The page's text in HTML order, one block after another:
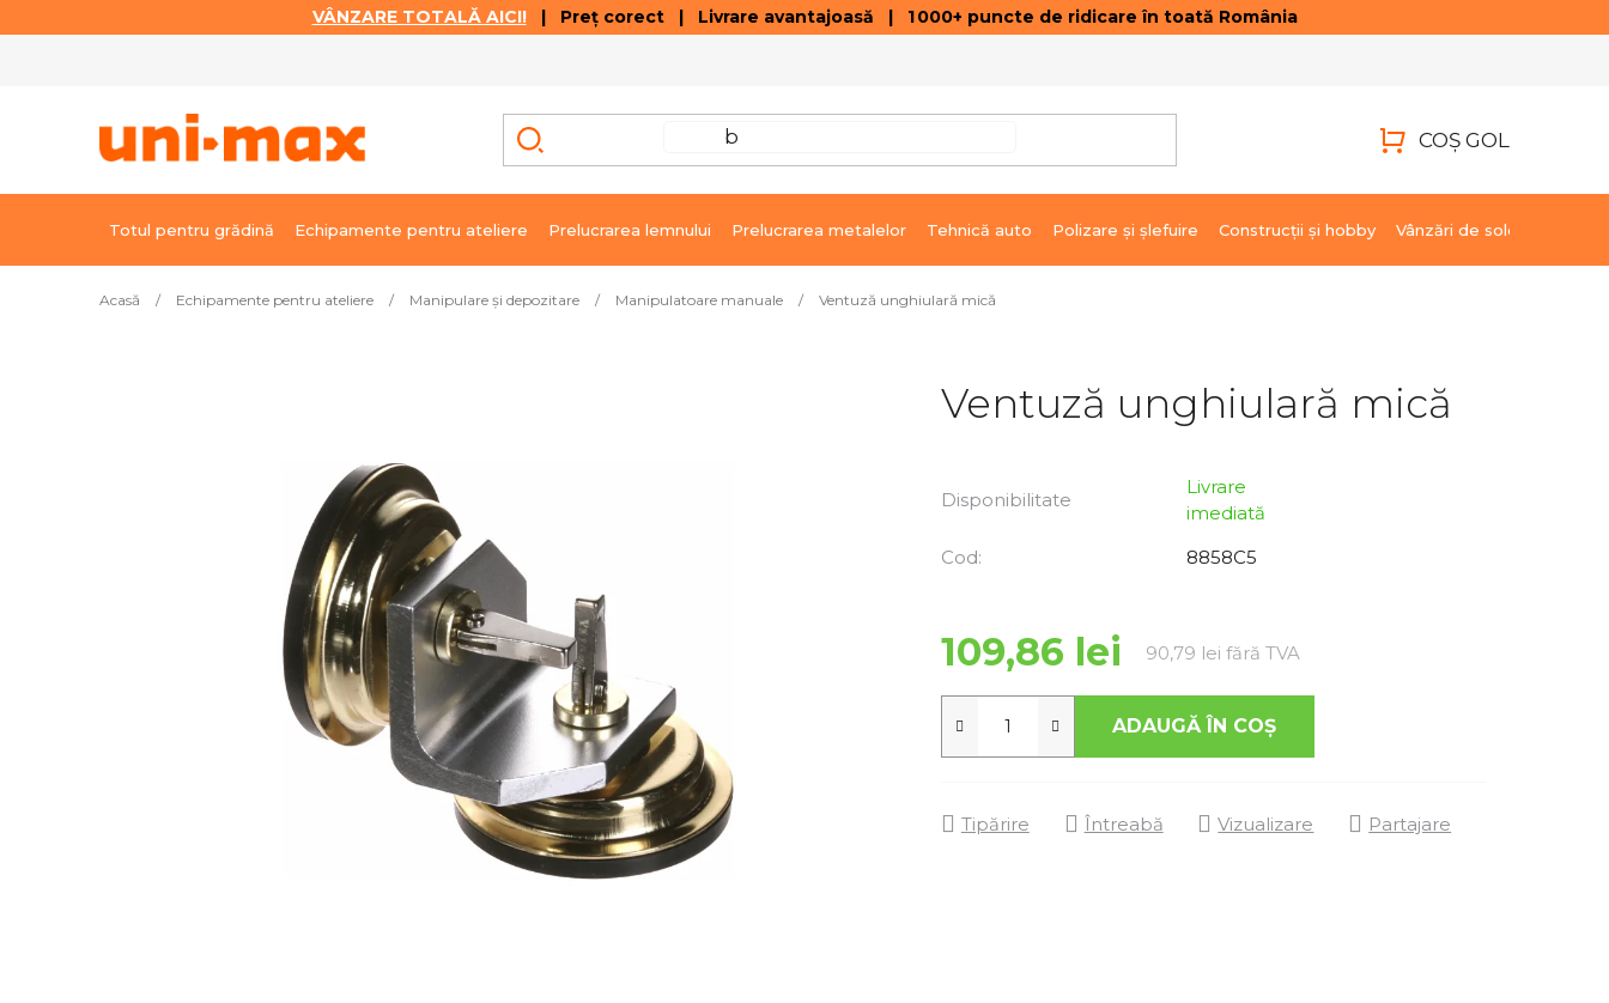
VÂNZARE TOTALĂ AICI!| Preț corect | Livrare avantajoasă | 1 000+ puncte de ridicare în toată România
DE
COŞ GOL
Totul pentru grădină Echipamente pentru ateliere Prelucrarea lemnului Prelucrarea metalelor Tehnică auto Polizare şi şlefuire Construcții și hobby Vânzări de soldare
Acasă / Echipamente pentru ateliere / Manipulare şi depozitare / Manipulatoare manuale / Ventuză unghiulară mică
Ventuză unghiulară mică
Disponibilitate
Livrare
imediată
Cod:
8858C5
109,86 lei 90,79 lei fără TVA
ADAUGĂ ÎN COŞ
Tipărire Întreabă Vizualizare Partajare